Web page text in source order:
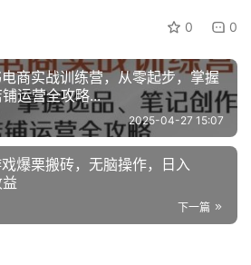
0 0
电商实战训练营，从零起步，掌握
运营全攻略...
2025-04-27 15:07
爆栗搬砖，无脑操作，日入
下一篇